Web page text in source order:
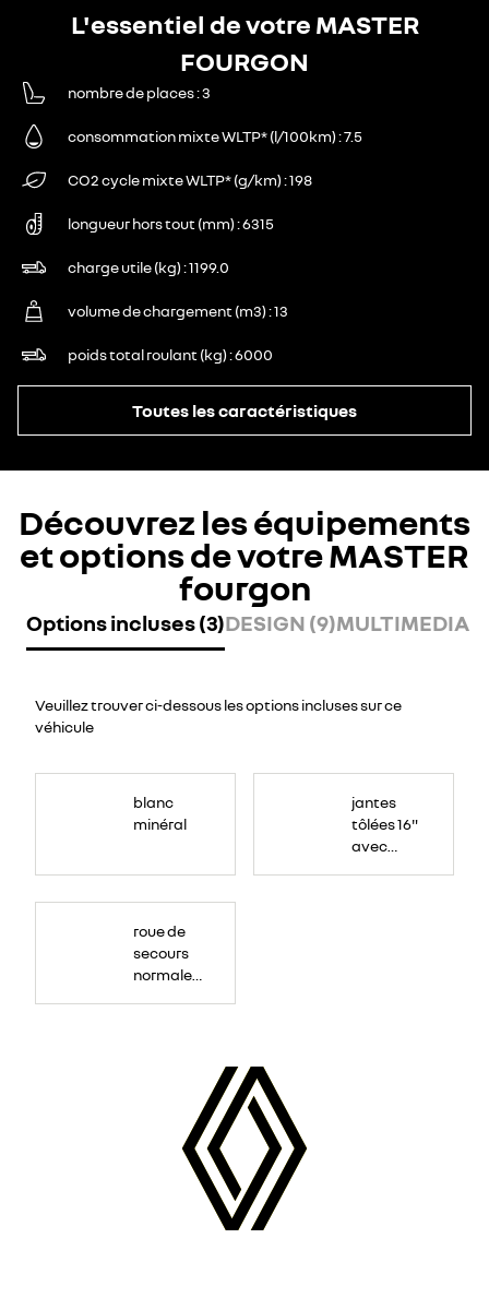
L'essentiel de votre MASTER
FOURGON
nombre de places 3
consommation mixte WLTP* (l/100km) 7.5
CO2 cycle mixte WLTP* (g/km) 198
longueur hors tout (mm) 6315
charge utile (kg) 1199.0
volume de chargement (m3) 13
poids total roulant (kg) 6000
Toutes les caractéristiques
Découvrez les équipements
et options de votre MASTER
fourgon
Options incluses (3)DESIGN (9)MULTIMEDIA
Veuillez trouver ci-dessous les options incluses sur ce
véhicule
blanc
minéral
jantes
tôlées 16"
avec
roue de
secours
normale